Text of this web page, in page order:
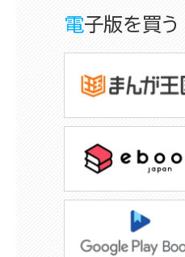
電子版を買う